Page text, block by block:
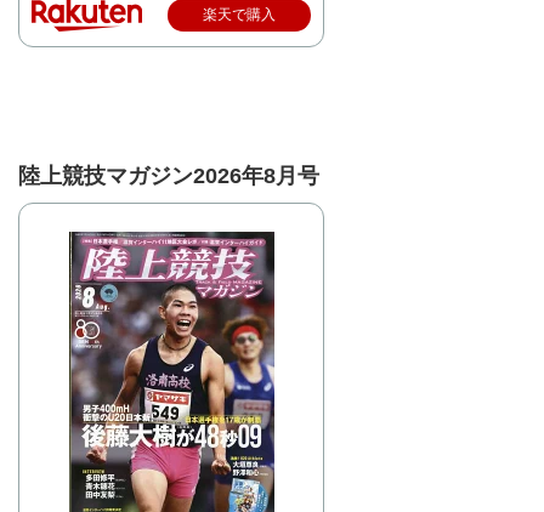
楽天で購入
陸上競技マガジン2026年8月号